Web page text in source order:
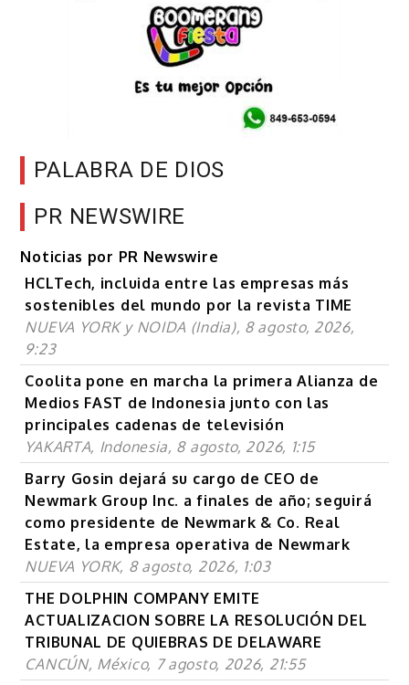
PALABRA DE DIOS
PR NEWSWIRE
Noticias por PR Newswire
HCLTech, incluida entre las empresas más
sostenibles del mundo por la revista TIME
NUEVA YORK y NOIDA (India), 8 agosto, 2026,
9:23
Coolita pone en marcha la primera Alianza de
Medios FAST de Indonesia junto con las
principales cadenas de televisión
YAKARTA, Indonesia, 8 agosto, 2026, 1:15
Barry Gosin dejará su cargo de CEO de
Newmark Group Inc. a finales de año; seguirá
como presidente de Newmark & Co. Real
Estate, la empresa operativa de Newmark
NUEVA YORK, 8 agosto, 2026, 1:03
THE DOLPHIN COMPANY EMITE
ACTUALIZACION SOBRE LA RESOLUCIÓN DEL
TRIBUNAL DE QUIEBRAS DE DELAWARE
CANCÚN, México, 7 agosto, 2026, 21:55